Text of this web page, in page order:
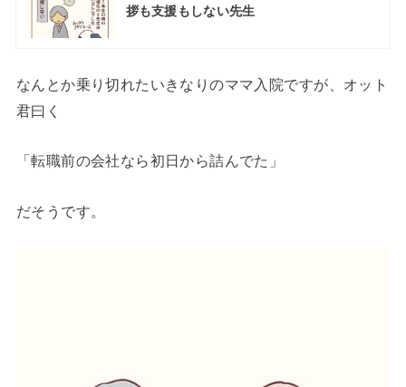
拶も支援もしない先生
なんとか乗り切れたいきなりのママ入院ですが、オット
君曰く
「転職前の会社なら初日から詰んでた」
だそうです。